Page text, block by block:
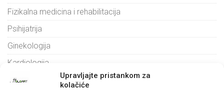
Upravljajte pristankom za
kolačiće
Fizikalna medicina i rehabilitacija
Psihijatrija
Ginekologija
Kardiologija
Korisni linkovi